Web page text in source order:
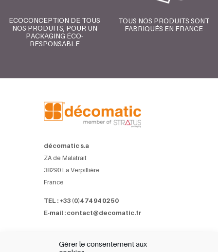
Gérer le consentement aux
ECOCONCEPTION DE TOUS
NOS PRODUITS, POUR UN
PACKAGING ÉCO-
RESPONSABLE
TOUS NOS PRODUITS SONT
FABRIQUÉS EN FRANCE
décomatic s.a
ZA de Malatrait
38290 La Verpillière
France
TEL : +33 (0)4 74 94 02 50
E-mail : contact@decomatic.fr
Partenaires